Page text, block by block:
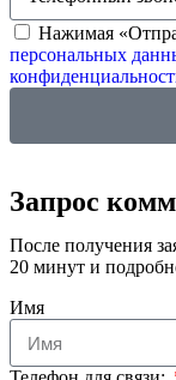
Нажимая
персональных
Запрос
После получения
20 минут и
Имя